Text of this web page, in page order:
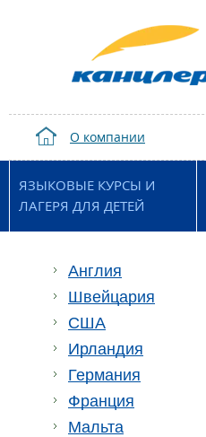
О компании
ЯЗЫКОВЫЕ КУРСЫ И
ЛАГЕРЯ ДЛЯ ДЕТЕЙ
Англия
Швейцария
США
Ирландия
Германия
Франция
Мальта